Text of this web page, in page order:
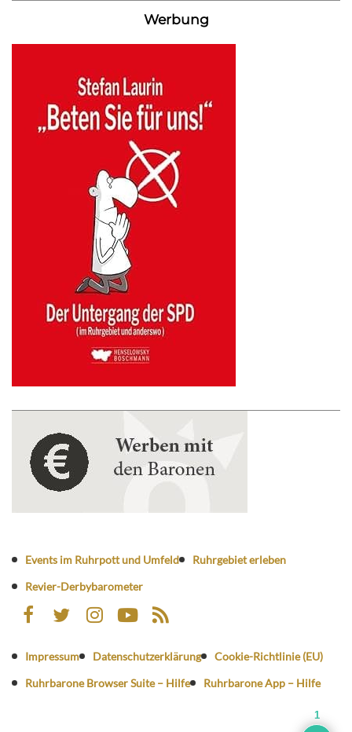
Werbung
Events im Ruhrpott und Umfeld
Ruhrgebiet erleben
Revier-Derbybarometer
Impressum Datenschutzerklärung
Cookie-Richtlinie (EU)
Ruhrbarone Browser Suite – Hilfe
Ruhrbarone App – Hilfe
1